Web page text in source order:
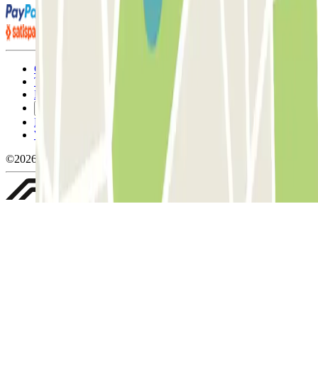
Condizioni contrattuali e di utilizzo
Termini di cancellazione
Politica sui cookies
Politica sulla privacy
Whistleblowing
©2026 Parclick. Tutti i diritti riservati